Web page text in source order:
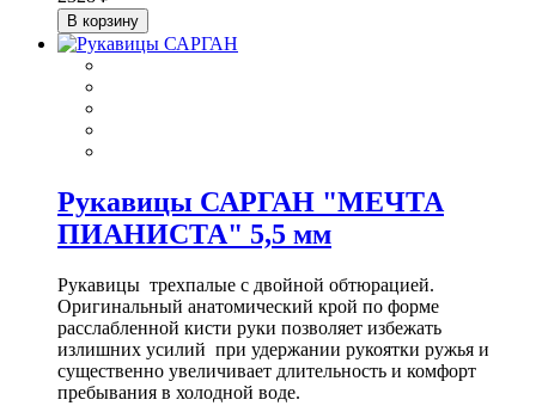
В корзину
Рукавицы САРГАН "МЕЧТА
ПИАНИСТА" 5,5 мм
Рукавицы трехпалые с двойной обтюрацией.
Оригинальный анатомический крой по форме
расслабленной кисти руки позволяет избежать
излишних усилий при удержании рукоятки ружья и
существенно увеличивает длительность и комфорт
пребывания в холодной воде.